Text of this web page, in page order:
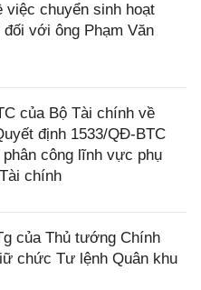
việc chuyển sinh hoạt
với ông Phạm Văn
của Bộ Tài chính về
định 1533/QĐ-BTC
công lĩnh vực phụ
chính
của Thủ tướng Chính
chức Tư lệnh Quân khu